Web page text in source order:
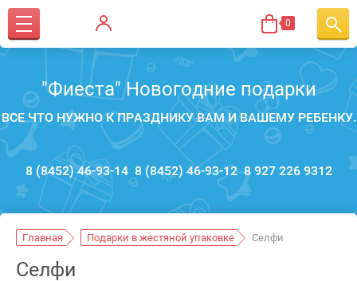
0
"Фиеста" Новогодние подарки
ВСЕ ЧТО НУЖНО К ПРАЗДНИКУ ВАМ И ВАШЕМУ РЕБЕНКУ.
8 (8452) 46-93-14 8 (8452) 46-93-12 8 927 226 9312
Главная Подарки в жестяной упаковке Селфи
Селфи